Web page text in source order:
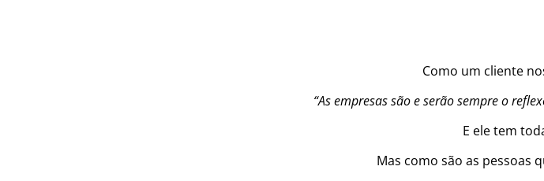
Como um cliente
“As empresas são e serão sempre o
E ele tem
Mas como são as pessoas